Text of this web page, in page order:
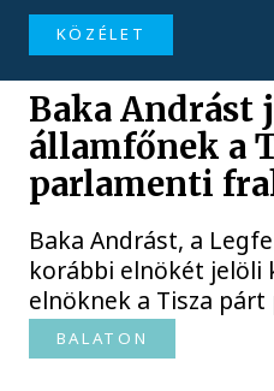
KÖZÉLET
Baka Andrást
államfőnek a
parlamenti
Baka Andrást, a
korábbi elnökét jelöli
elnöknek a Tisza
BALATON